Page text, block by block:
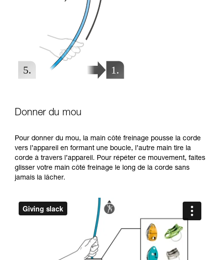
Donner du mou
Pour donner du mou, la main côté freinage pousse la corde
vers l’appareil en formant une boucle, l’autre main tire la
corde à travers l’appareil. Pour répéter ce mouvement, faites
glisser votre main côté freinage le long de la corde sans
jamais la lâcher.